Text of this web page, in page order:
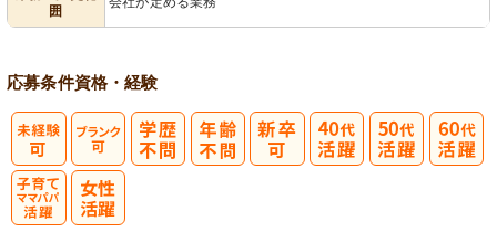
囲
応募条件資格・経験